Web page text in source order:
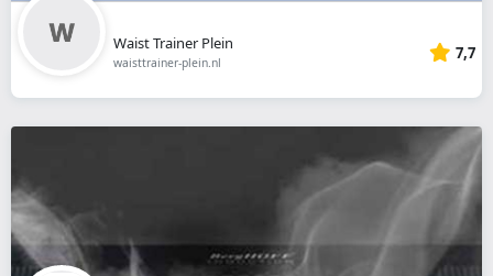
Waist Trainer Plein
waisttrainer-plein.nl 7,7